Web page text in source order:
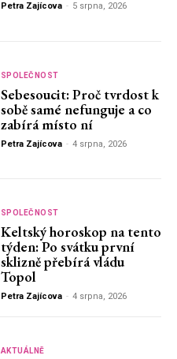
Petra Zajícova - 5 srpna, 2026
SPOLEČNOST
Sebesoucit: Proč tvrdost k
sobě samé nefunguje a co
zabírá místo ní
Petra Zajícova - 4 srpna, 2026
SPOLEČNOST
Keltský horoskop na tento
týden: Po svátku první
sklizně přebírá vládu
Topol
Petra Zajícova - 4 srpna, 2026
AKTUÁLNĚ